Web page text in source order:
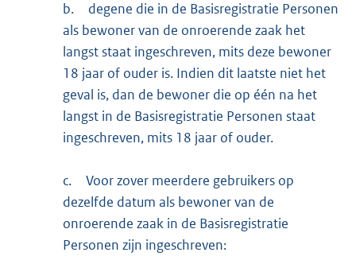
b.
degene die in de Basisregistratie Personen
als bewoner van de onroerende zaak het
langst staat ingeschreven, mits deze bewoner
18 jaar of ouder is. Indien dit laatste niet het
geval is, dan de bewoner die op één na het
langst in de Basisregistratie Personen staat
ingeschreven, mits 18 jaar of ouder.
c.
Voor zover meerdere gebruikers op
dezelfde datum als bewoner van de
onroerende zaak in de Basisregistratie
Personen zijn ingeschreven: